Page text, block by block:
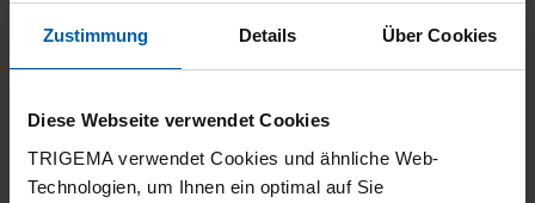
Zustimmung Details Über Cookies
Diese Webseite verwendet Cookies
TRIGEMA verwendet Cookies und ähnliche Web-
Technologien, um Ihnen ein optimal auf Sie
10.07.2026
5
Alles Super